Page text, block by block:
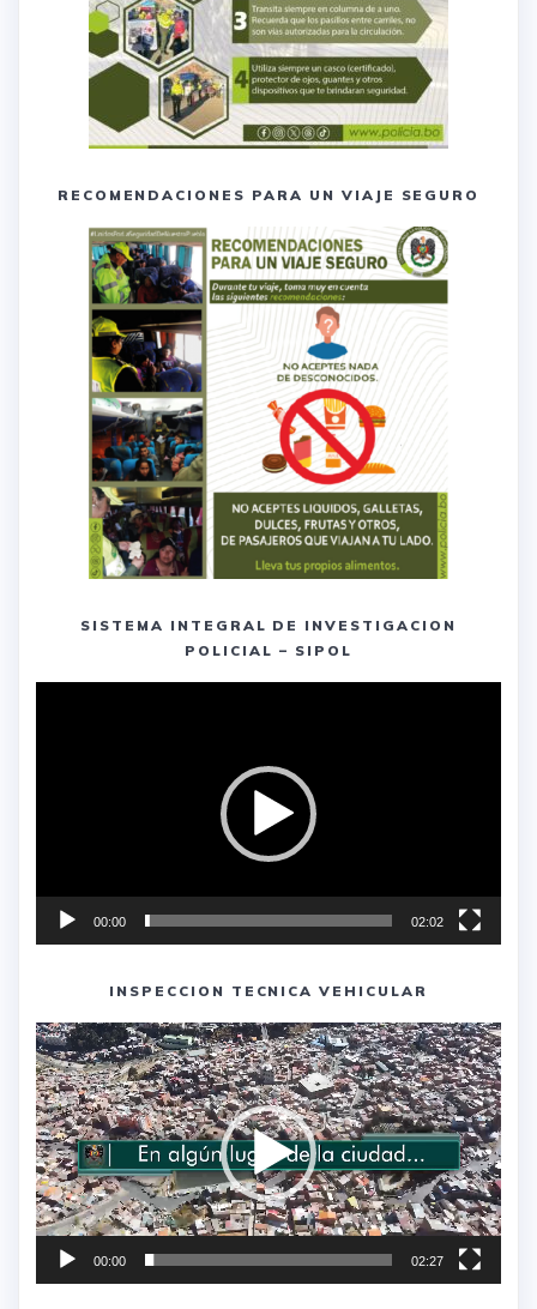
RECOMENDACIONES PARA UN VIAJE SEGURO
SISTEMA INTEGRAL DE INVESTIGACION
POLICIAL – SIPOL
00:00 02:02
INSPECCION TECNICA VEHICULAR
Reproductor
de
vídeo
00:00 02:27